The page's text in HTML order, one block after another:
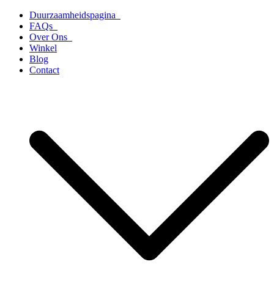
naar
inhoud
Duurzaamheidspagina
FAQs
Over Ons
Winkel
Blog
Contact